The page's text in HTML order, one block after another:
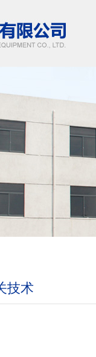
技术